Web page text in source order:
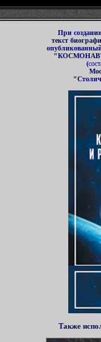
При
текст
опубликованны
(
Также